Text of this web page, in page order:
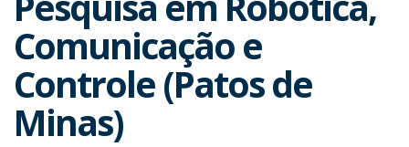
Comunicação e
Controle (Patos de
Minas)